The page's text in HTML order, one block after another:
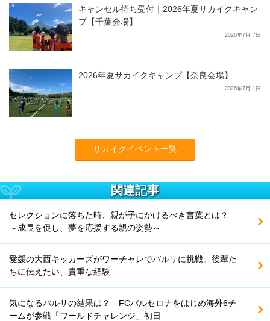
キャンセル待ち受付｜2026年夏サカイクキャン
プ【千葉会場】
2026年7月 7日
2026年夏サカイクキャンプ【奈良会場】
2026年7月 1日
サカイクイベント一覧
関連記事
セレクションに落ちた時、親が子にかけるべき言葉とは？
～成長を促し、夢を応援する親の姿勢～
愛媛の大西キッカーズがワーチャレでバルサに挑戦。後輩た
ちに伝えたい、貴重な経験
気になるバルサの結果は？ FCバルセロナをはじめ海外6チ
ームが参戦「ワールドチャレンジ」初日